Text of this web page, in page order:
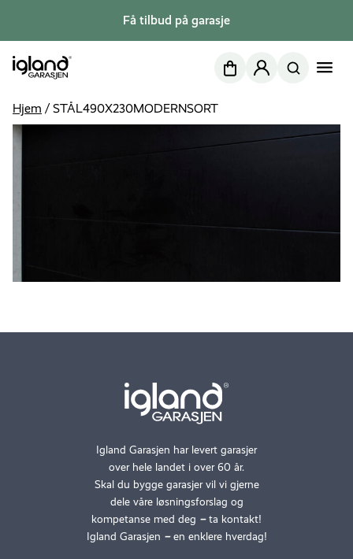
Få tilbud på garasje
NettbutikkMin side
Hjem /STÅL490X230MODERNSORT
Igland Garasjen har levert garasjer
over hele landet i over 60 år.
Skal du bygge garasjer vil vi gjerne
dele våre løsningsforslag og
kompetanse med deg –ta kontakt!
Igland Garasjen –en enklere hverdag!